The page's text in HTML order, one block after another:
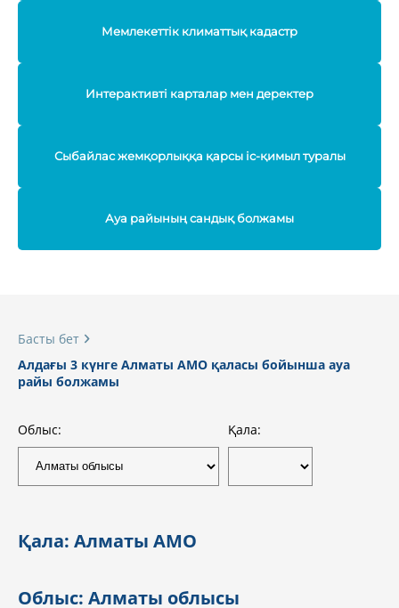
Мемлекеттік климаттық кадастр
Интерактивті карталар мен деректер
Сыбайлас жемқорлыққа қарсы іс-қимыл туралы
Ауа райының сандық болжамы
Басты бет
Алдағы 3 күнге Алматы АМО қаласы бойынша ауа
райы болжамы
Облыс: Қала:
Қала: Алматы АМО
Облыс: Алматы облысы